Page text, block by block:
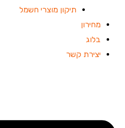
תיקון מוצרי חשמל
מחירון
בלוג
יצירת קשר